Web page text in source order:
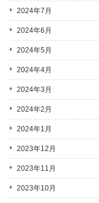
2024年7月
2024年6月
2024年5月
2024年4月
2024年3月
2024年2月
2024年1月
2023年12月
2023年11月
2023年10月